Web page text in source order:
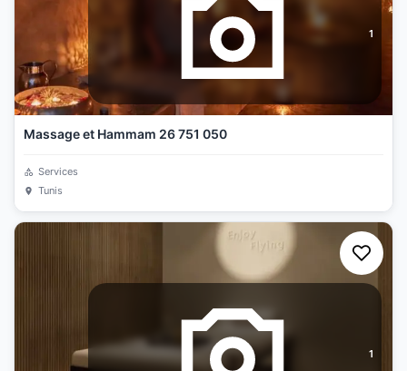
1
Massage et Hammam 26 751 050
Services
Tunis
1